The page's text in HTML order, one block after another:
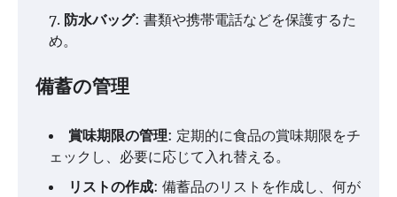
防水バッグ: 書類や携帯電話などを保護するた
め。
備蓄の管理
賞味期限の管理: 定期的に食品の賞味期限をチ
ェックし、必要に応じて入れ替える。
リストの作成: 備蓄品のリストを作成し、何が